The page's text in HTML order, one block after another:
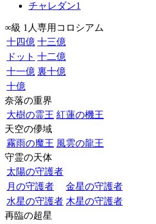
チャレダン1
∞級 1人専用コロシアム
十四億 十三億
ドット 十二億
十一億 裏十億
十億
奈落の重界
大樹の霊王 紅蓮の機王
天空の儚域
霧雨の魔王 風雲の龍王
守霊の天体
太陽の守護者
月の守護者
金星の守護者
水星の守護者 木星の守護者
再臨の超星